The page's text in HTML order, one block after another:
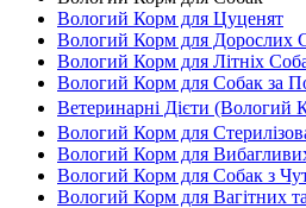
Вологий Корм для Цуценят
Вологий Корм для Дорослих
Вологий Корм для Літніх
Вологий Корм для Собак за
Ветеринарні Дієти (Вологий
Вологий Корм для
Вологий Корм для
Вологий Корм для Собак з
Вологий Корм для Вагітних